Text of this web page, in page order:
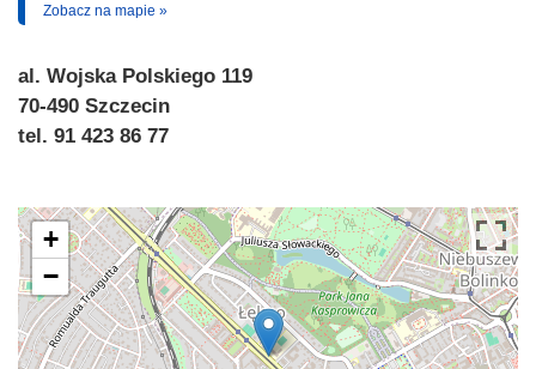
Zobacz na mapie »
al. Wojska Polskiego 119
70-490 Szczecin
tel. 91 423 86 77
+
−